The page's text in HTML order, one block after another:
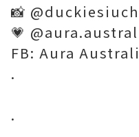
📸
💗
FB: Aura
.
.